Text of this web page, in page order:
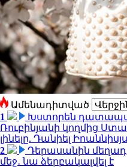
Ամենադիտված
1
Խստորեն
Ռուբինյանի կողմից
լինելը. Դանիել
2
Դերասանին
մեջ․ նա ձերբակալվել է